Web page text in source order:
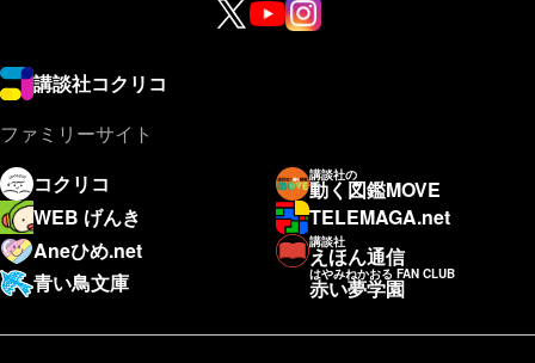
講談社コクリコ
ファミリーサイト
コクリコ
講談社の
動く図鑑MOVE
WEB げんき
TELEMAGA.net
Aneひめ.net
講談社
えほん通信
青い鳥文庫
はやみねかおる FAN CLUB
赤い夢学園